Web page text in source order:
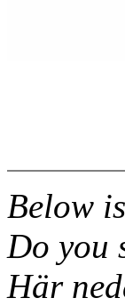
Below
Do you
Här